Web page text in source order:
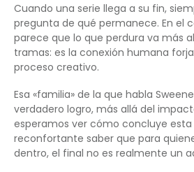
Cuando una serie llega a su fin,
pregunta de qué permanece. En el
parece que lo que perdura va más
tramas: es la conexión humana
proceso creativo.
Esa «familia» de la que habla
verdadero logro, más allá del
esperamos ver cómo concluye esta
reconfortante saber que para
dentro, el final no es realmente un